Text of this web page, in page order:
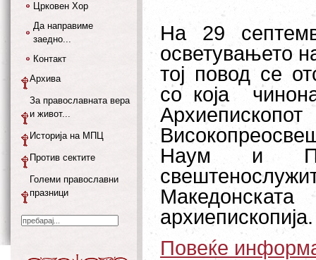
На 29
осветувањето
тој повод се
со која
Наум и
архиепископија.
Повеќе
Црковен Хор
Да направиме
заедно...
Контакт
Архива
За православната вера
и живот...
Историја на МПЦ
Против сектите
Големи православни
празници